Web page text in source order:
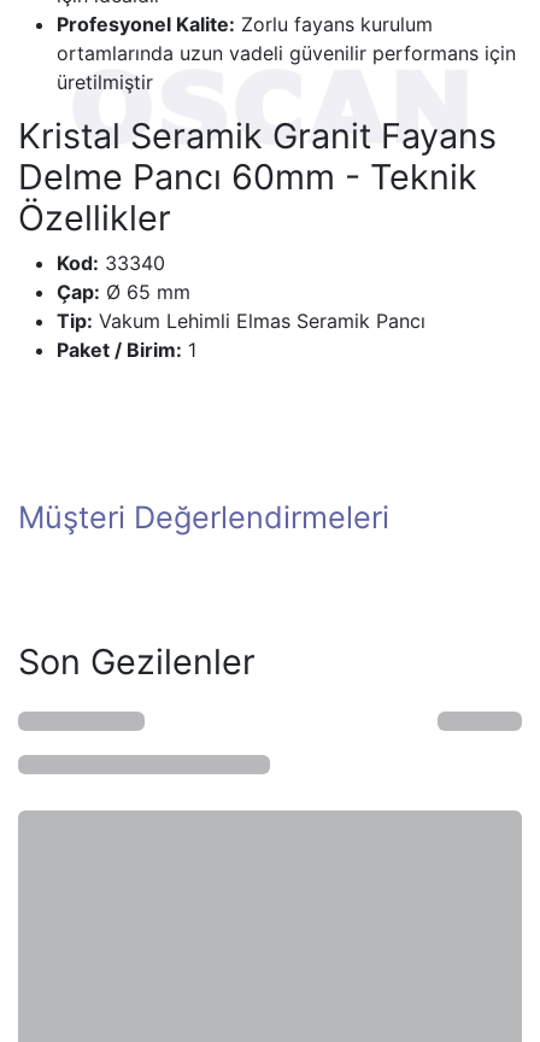
Profesyonel Kalite: Zorlu fayans kurulum
ortamlarında uzun vadeli güvenilir performans için
üretilmiştir
Kristal Seramik Granit Fayans
Delme Pancı 60mm - Teknik
Özellikler
Kod: 33340
Çap: Ø 65 mm
Tip: Vakum Lehimli Elmas Seramik Pancı
Paket / Birim: 1
Müşteri Değerlendirmeleri
Son Gezilenler